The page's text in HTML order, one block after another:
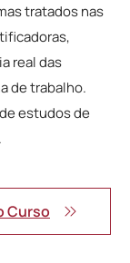
tratados nas
real das
de trabalho.
estudos de
Curso